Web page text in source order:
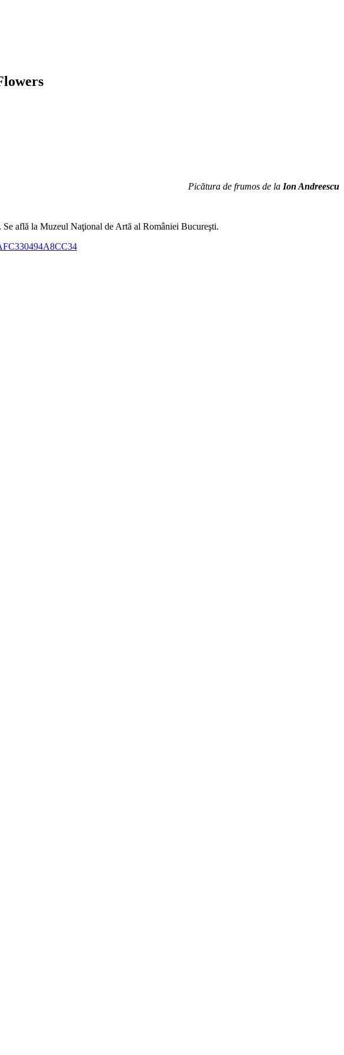
Picătura de frumos de la Ion Andreescu
află la Muzeul Naţional de Artă al României Bucureşti.